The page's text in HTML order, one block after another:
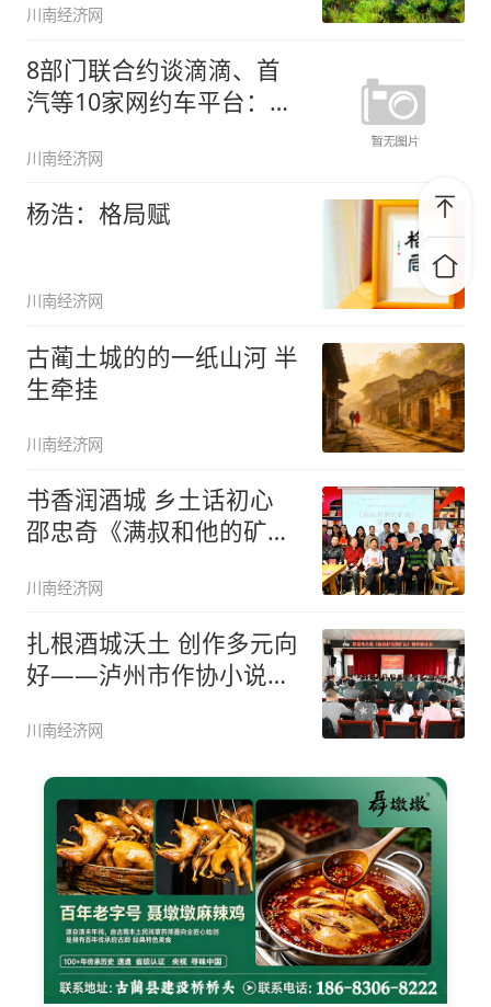
川南经济网
8部门联合约谈滴滴、首
汽等10家网约车平台：合
川南经济网
杨浩：格局赋
川南经济网
古蔺土城的的一纸山河 半
生牵挂
川南经济网
书香润酒城 乡土话初心
邵忠奇《满叔和他的矿
川南经济网
扎根酒城沃土 创作多元向
好——泸州市作协小说创
川南经济网